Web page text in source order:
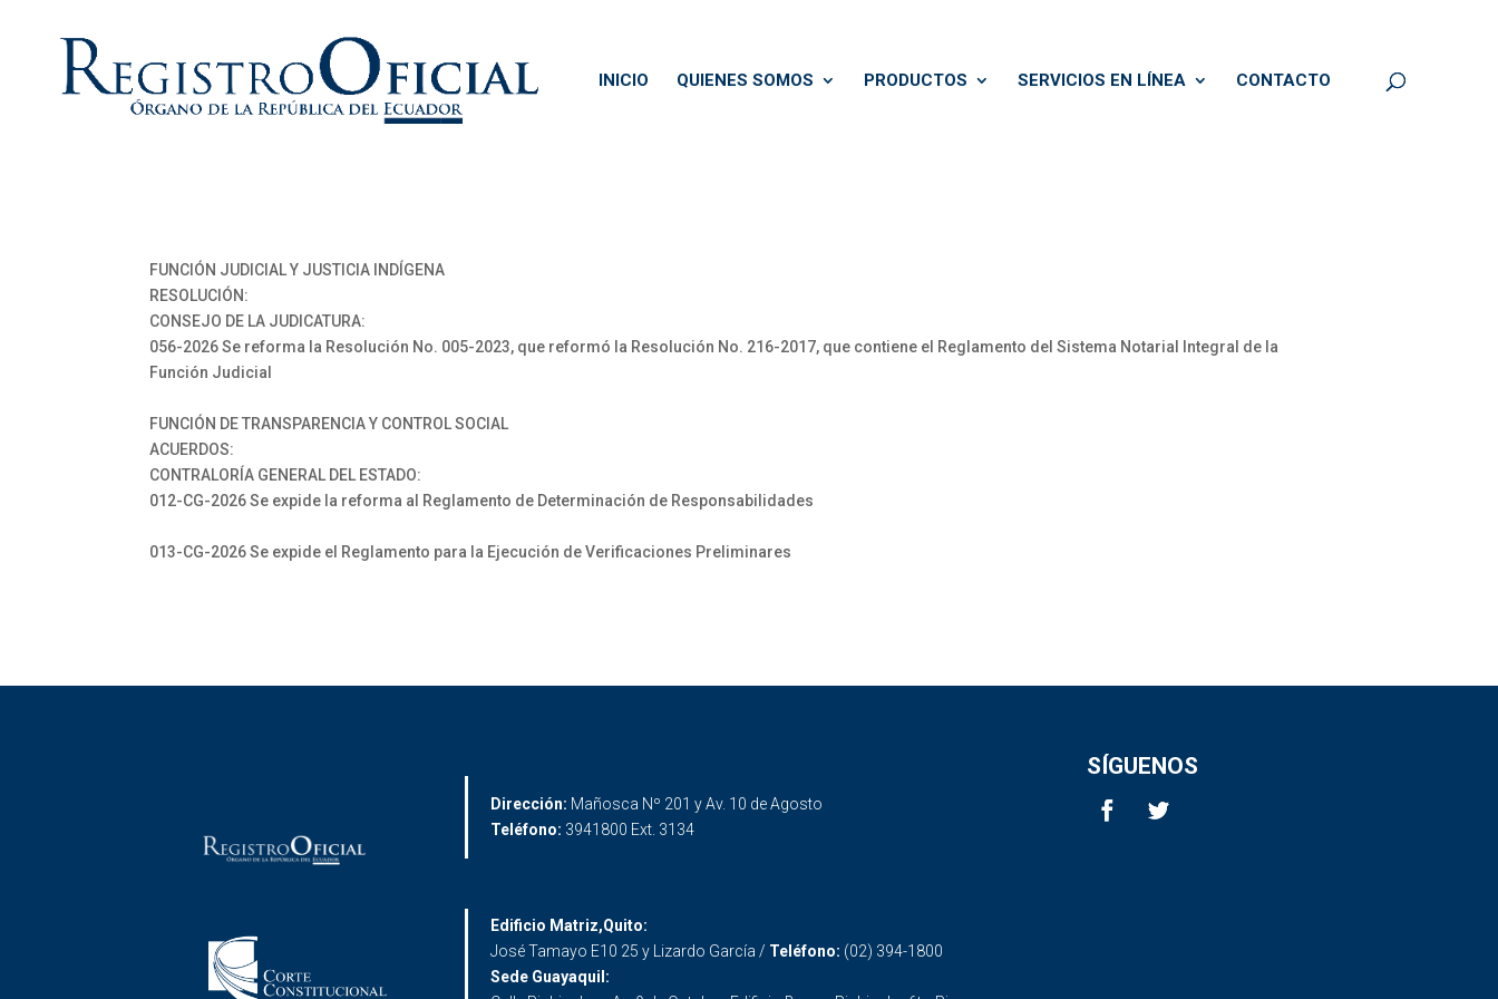
INICIO QUIENES SOMOS PRODUCTOS SERVICIOS EN LÍNEA CONTACTO
FUNCIÓN JUDICIAL Y JUSTICIA INDÍGENA
RESOLUCIÓN:
CONSEJO DE LA JUDICATURA:
056-2026 Se reforma la Resolución No. 005-2023, que reformó la Resolución No. 216-2017, que contiene el Reglamento del Sistema Notarial Integral de la
Función Judicial
FUNCIÓN DE TRANSPARENCIA Y CONTROL SOCIAL
ACUERDOS:
CONTRALORÍA GENERAL DEL ESTADO:
012-CG-2026 Se expide la reforma al Reglamento de Determinación de Responsabilidades
013-CG-2026 Se expide el Reglamento para la Ejecución de Verificaciones Preliminares
Dirección: Mañosca Nº 201 y Av. 10 de Agosto
Teléfono: 3941800 Ext. 3134
SÍGUENOS
Edificio Matriz,Quito:
José Tamayo E10 25 y Lizardo García / Teléfono: (02) 394-1800
Sede Guayaquil: